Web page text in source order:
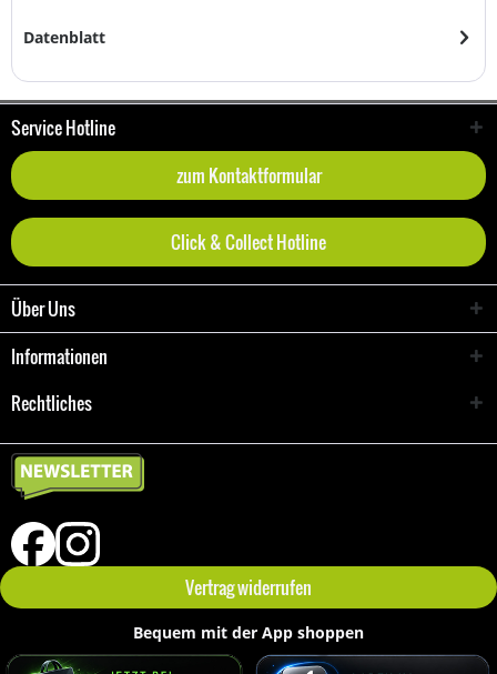
Datenblatt
Service Hotline
zum Kontaktformular
Click & Collect Hotline
Über Uns
Informationen
Rechtliches
Vertrag widerrufen
Bequem mit der App shoppen